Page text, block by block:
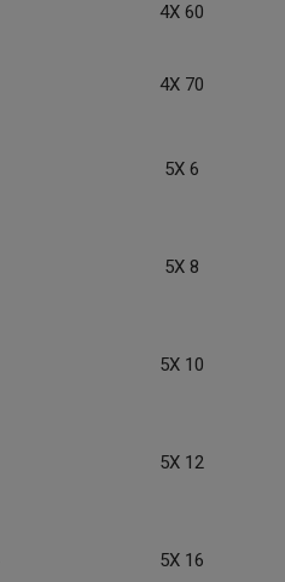
4X 60
4X 70
5X 6
5X 8
5X 10
5X 12
5X 16